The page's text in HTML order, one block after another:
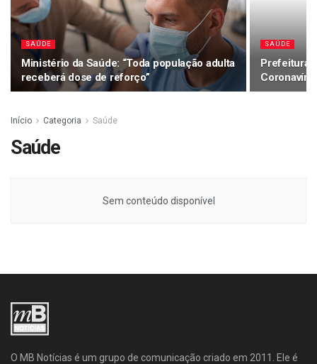
SAÚDE
Ministério da Saúde: “Toda população adulta
receberá dose de reforço”
SAÚDE
Prefeitura
Início Categoria Saúde
Saúde
Sem conteúdo disponível
O MB Notícias é um grupo de comunicação criado em 2011. Ele é